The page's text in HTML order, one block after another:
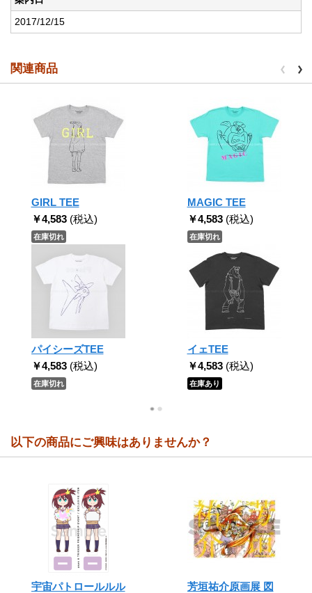
2017/12/15
関連商品
GIRL TEE
￥4,583 (税込)
在庫切れ
MAGIC TEE
￥4,583 (税込)
在庫切れ
パイシーズTEE
￥4,583 (税込)
在庫切れ
イェTEE
￥4,583 (税込)
在庫あり
以下の商品にご興味はありませんか？
宇宙パトロールルル
芳垣祐介原画展 図